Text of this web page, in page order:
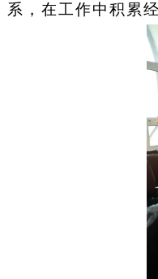
系，在工作中积累